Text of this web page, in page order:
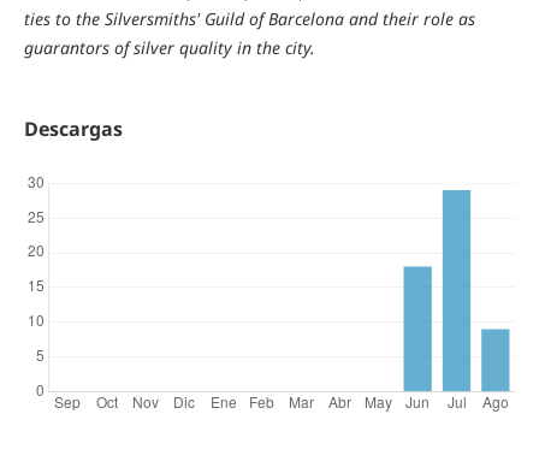
ties to the Silversmiths' Guild of Barcelona and their role as
guarantors of silver quality in the city.
Descargas